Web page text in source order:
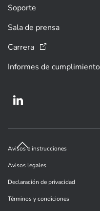
Soporte
Sala de prensa
Carrera
Informes de cumplimiento
Avisos e instrucciones
Avisos legales
Declaración de privacidad
Términos y condiciones